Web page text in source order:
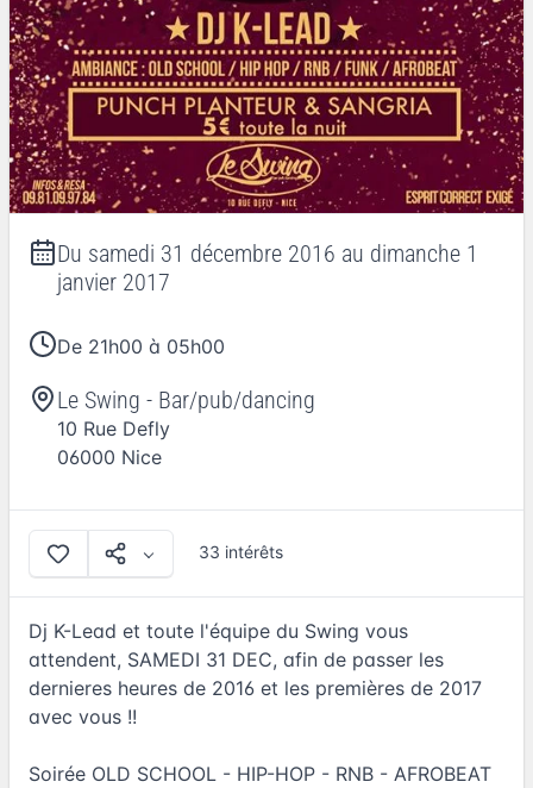
Du samedi 31 décembre 2016 au dimanche 1
janvier 2017
De 21h00 à 05h00
Le Swing - Bar/pub/dancing
10 Rue Defly
06000 Nice
33 intérêts
Dj K-Lead et toute l'équipe du Swing vous
attendent, SAMEDI 31 DEC, afin de passer les
dernieres heures de 2016 et les premières de 2017
avec vous !!
Soirée OLD SCHOOL - HIP-HOP - RNB - AFROBEAT